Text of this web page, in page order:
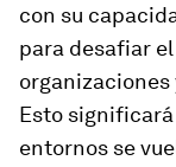
con su
para desafiar
organizaciones
Esto
entornos se